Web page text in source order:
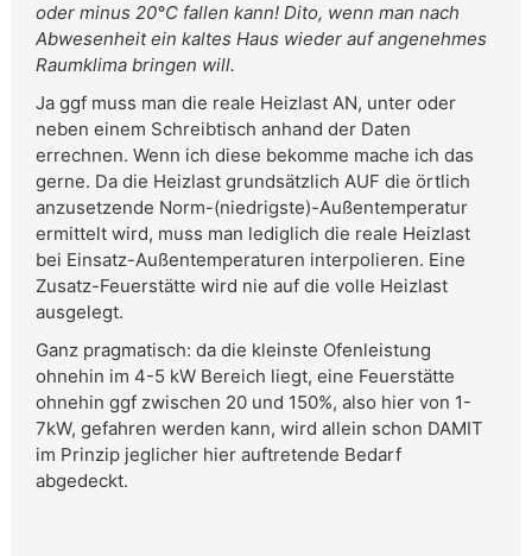
oder minus 20°C fallen kann! Dito, wenn man nach
Abwesenheit ein kaltes Haus wieder auf angenehmes
Raumklima bringen will.
Ja ggf muss man die reale Heizlast AN, unter oder
neben einem Schreibtisch anhand der Daten
errechnen. Wenn ich diese bekomme mache ich das
gerne. Da die Heizlast grundsätzlich AUF die örtlich
anzusetzende Norm-(niedrigste)-Außentemperatur
ermittelt wird, muss man lediglich die reale Heizlast
bei Einsatz-Außentemperaturen interpolieren. Eine
Zusatz-Feuerstätte wird nie auf die volle Heizlast
ausgelegt.
Ganz pragmatisch: da die kleinste Ofenleistung
ohnehin im 4-5 kW Bereich liegt, eine Feuerstätte
ohnehin ggf zwischen 20 und 150%, also hier von 1-
7kW, gefahren werden kann, wird allein schon DAMIT
im Prinzip jeglicher hier auftretende Bedarf
abgedeckt.